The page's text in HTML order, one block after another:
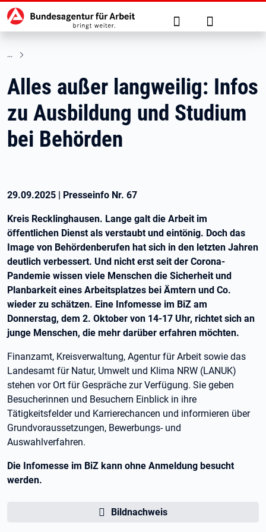
zu den Hauptinhalten springen
Hauptnavigation Suche Anmelden
Alles außer langweilig: Infos
zu Ausbildung und Studium
bei Behörden
29.09.2025 | Presseinfo Nr. 67
Kreis Recklinghausen. Lange galt die Arbeit im
öffentlichen Dienst als verstaubt und eintönig. Doch das
Image von Behördenberufen hat sich in den letzten Jahren
deutlich verbessert. Und nicht erst seit der Corona-
Pandemie wissen viele Menschen die Sicherheit und
Planbarkeit eines Arbeitsplatzes bei Ämtern und Co.
wieder zu schätzen. Eine Infomesse im BiZ am
Donnerstag, dem 2. Oktober von 14-17 Uhr, richtet sich an
junge Menschen, die mehr darüber erfahren möchten.
Finanzamt, Kreisverwaltung, Agentur für Arbeit sowie das
Landesamt für Natur, Umwelt und Klima NRW (LANUK)
stehen vor Ort für Gespräche zur Verfügung. Sie geben
Besucherinnen und Besuchern Einblick in ihre
Tätigkeitsfelder und Karrierechancen und informieren über
Grundvoraussetzungen, Bewerbungs- und
Auswahlverfahren.
Die Infomesse im BiZ kann ohne Anmeldung besucht
werden.
Bildnachweis